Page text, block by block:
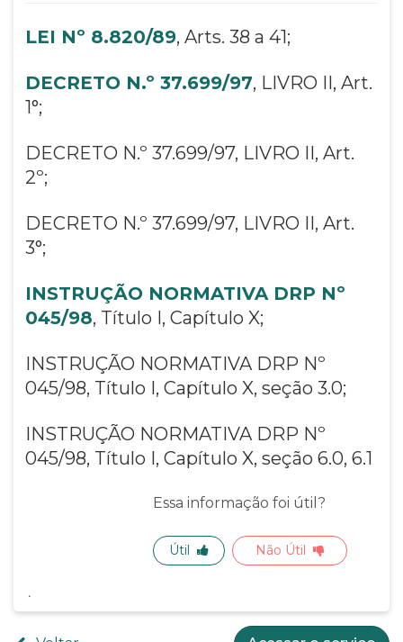
LEI Nº 8.820/89, Arts. 38 a 41;
DECRETO N.º 37.699/97, LIVRO II, Art.
1°;
DECRETO N.º 37.699/97, LIVRO II, Art.
2º;
DECRETO N.º 37.699/97, LIVRO II, Art.
3°;
INSTRUÇÃO NORMATIVA DRP Nº
045/98, Título I, Capítulo X;
INSTRUÇÃO NORMATIVA DRP Nº
045/98, Título I, Capítulo X, seção 3.0;
INSTRUÇÃO NORMATIVA DRP Nº
045/98, Título I, Capítulo X, seção 6.0, 6.1
Essa informação foi útil?
Útil Não Útil